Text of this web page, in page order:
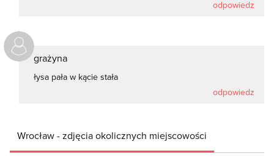
odpowiedz
grażyna
łysa pała w kącie stała
odpowiedz
Wrocław - zdjęcia okolicznych miejscowości